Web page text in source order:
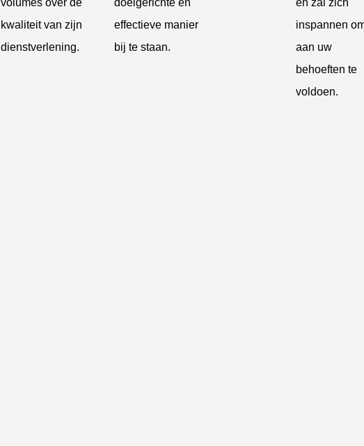
volumes over de
kwaliteit van zijn
dienstverlening.
doelgerichte en
effectieve manier
bij te staan.
en zal zich
inspannen
aan uw
behoeften te
voldoen.